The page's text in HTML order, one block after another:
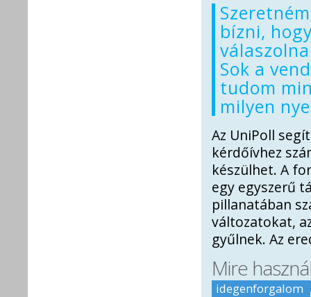
bízni,
Sok a
tudom
milyen
Az UniPoll
kérdőívhez
készülhet. A
egy egyszerű
pillanatában
változatokat,
gyűlnek. Az
Mire
idegenforgalom